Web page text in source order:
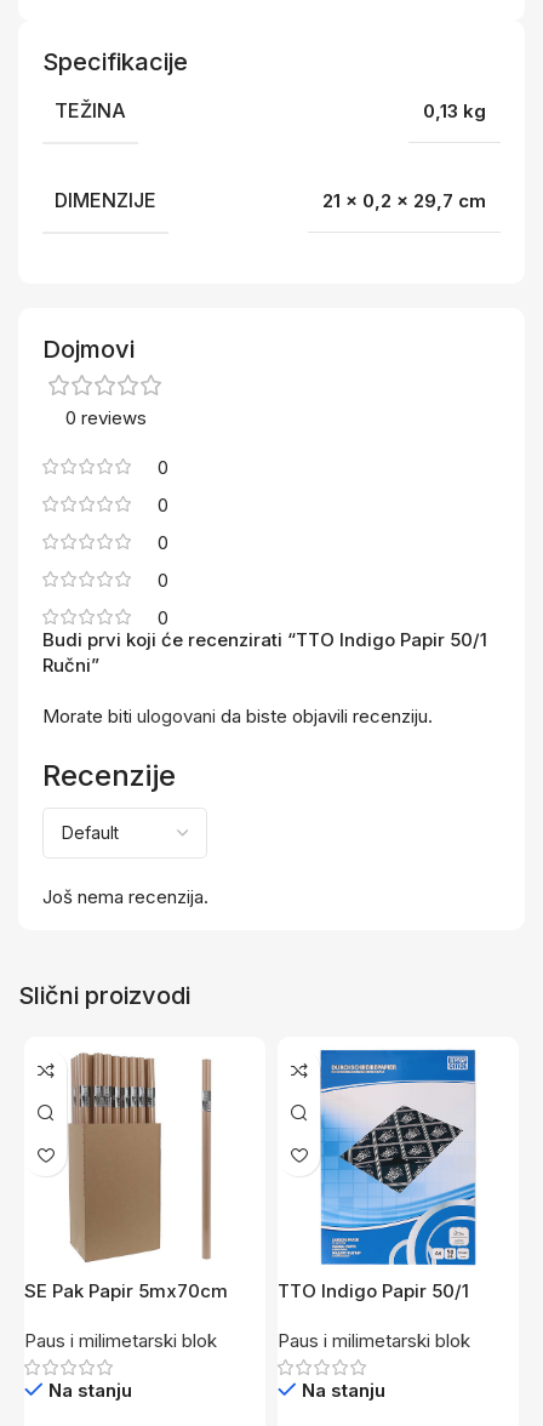
Specifikacije
TEŽINA 0,13 kg
DIMENZIJE 21 × 0,2 × 29,7 cm
Dojmovi
0 reviews
0
0
0
0
0
Recenzije
Još nema recenzija.
Budi prvi koji će recenzirati “TTO Indigo Papir 50/1
Ručni”
Morate biti ulogovani da biste objavili recenziju.
Slični proizvodi
SE Pak Papir 5mx70cm
Paus i milimetarski blok
Na stanju
TTO Indigo Papir 50/1
Paus i milimetarski blok
Na stanju